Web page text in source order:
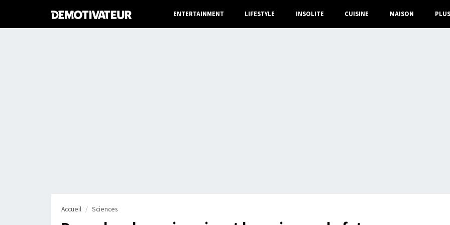
ENTERTAINMENT LIFESTYLE INSOLITE CUISINE MAISON PLUS
Accueil Sciences